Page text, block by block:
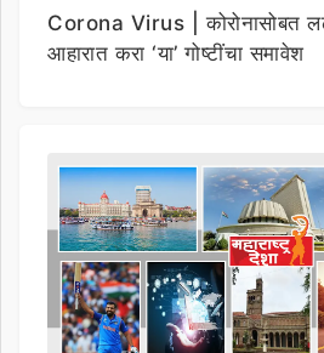
Corona Virus | कोरोनासोबत
आहारात करा ‘या’ गोष्टींचा समावेश